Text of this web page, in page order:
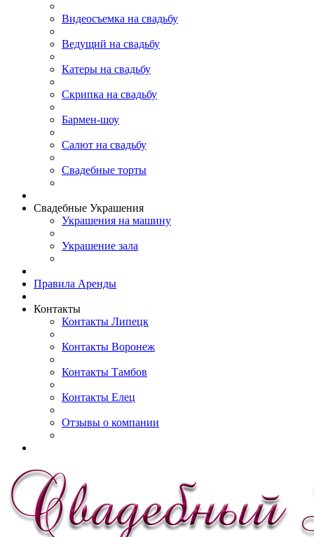
Видеосъемка на свадьбу
Ведущий на свадьбу
Катеры на свадьбу
Скрипка на свадьбу
Бармен-шоу
Салют на свадьбу
Свадебные торты
Свадебные Украшения
Украшения на машину
Украшение зала
Правила Аренды
Контакты
Контакты Липецк
Контакты Воронеж
Контакты Тамбов
Контакты Елец
Отзывы о компании